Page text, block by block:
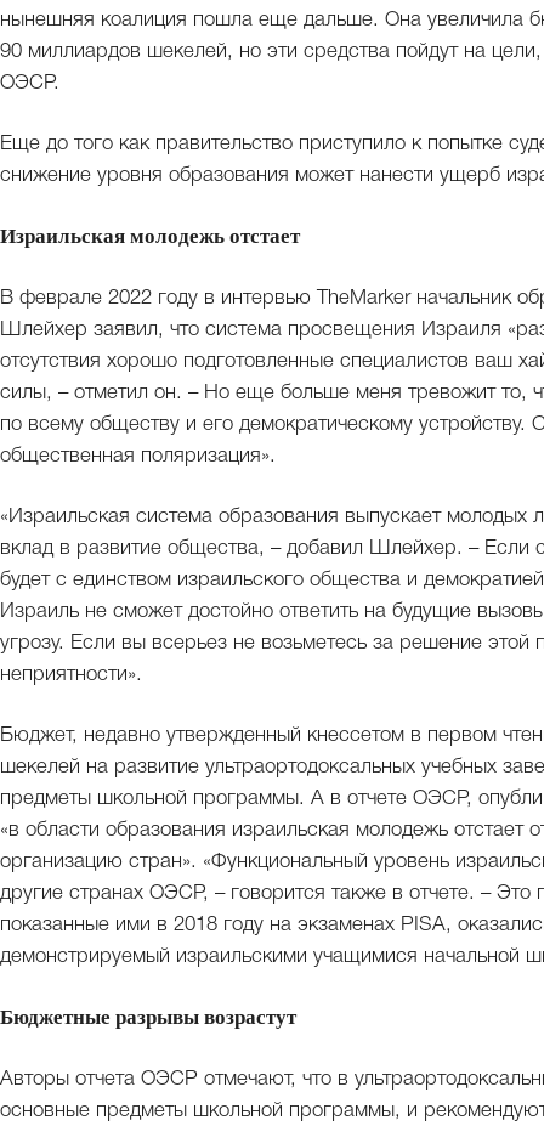
нынешняя коалиция пошла еще дальше. Она увеличила
90 миллиардов шекелей, но эти средства пойдут на
ОЭСР.
Еще до того как правительство приступило к попытке
снижение уровня образования может нанести ущерб
Израильская молодежь отстает
В феврале 2022 году в интервью TheMarker начальник
Шлейхер заявил, что система просвещения Израиля
отсутствия хорошо подготовленные специалистов ваш
силы, – отметил он. – Но еще больше меня тревожит то,
по всему обществу и его демократическому
общественная поляризация».
«Израильская система образования выпускает молодых
вклад в развитие общества, – добавил Шлейхер. – Если
будет с единством израильского общества и
Израиль не сможет достойно ответить на будущие
угрозу. Если вы всерьез не возьметесь за решение
неприятности».
Бюджет, недавно утвержденный кнессетом в первом
шекелей на развитие ультраортодоксальных учебных
предметы школьной программы. А в отчете ОЭСР,
«в области образования израильская молодежь отстает
организацию стран». «Функциональный уровень
другие странах ОЭСР, – говорится также в отчете. – Это
показанные ими в 2018 году на экзаменах PISA,
демонстрируемый израильскими учащимися начальной
Бюджетные разрывы возрастут
Авторы отчета ОЭСР отмечают, что в
основные предметы школьной программы, и